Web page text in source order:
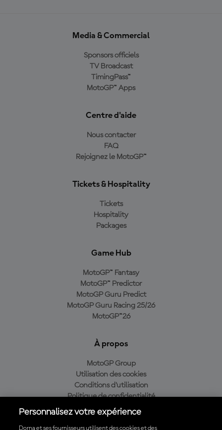
Media & Commercial
Sponsors officiels
TV Broadcast
TimingPass™
MotoGP™ Apps
Centre d'aide
Nous contacter
FAQ
Rejoignez le MotoGP™
Tickets & Hospitality
Tickets
Hospitality
Packages
Game Hub
MotoGP™ Fantasy
MotoGP™ Predictor
MotoGP Guru Predict
MotoGP Guru Racing 25/26
MotoGP™26
À propos
MotoGP Group
Utilisation des cookies
Conditions d'utilisation
Politique de confidentialité
Politique d’achat
Personnalisez votre expérience
Dorna et ses fournisseurs utilisent des cookies et des